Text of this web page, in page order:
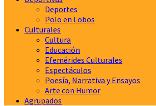
Deportes
Polo en Lobos
Culturales
Cultura
Educación
Efemérides Culturales
Espectáculos
Poesía, Narrativa y Ensayos
Arte con Humor
Agrupados